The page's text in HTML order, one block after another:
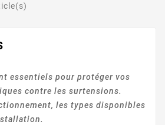
essentiels pour protéger vos
contre les surtensions.
les types disponibles